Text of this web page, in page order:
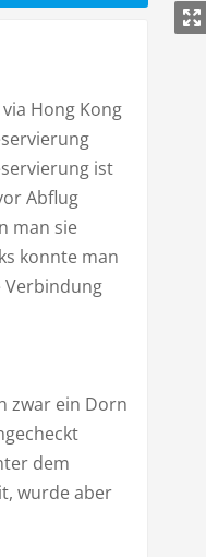
Hong Kong
ist
Abflug
man sie
konnte man
Verbindung
zwar ein Dorn
dem
wurde aber